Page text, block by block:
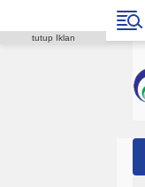
tutup Iklan